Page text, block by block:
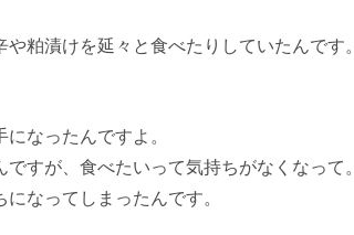
粕漬けを延々と食べたりしていたんです。
なったんですよ。
すが、食べたいって気持ちがなくなって。
なってしまったんです。